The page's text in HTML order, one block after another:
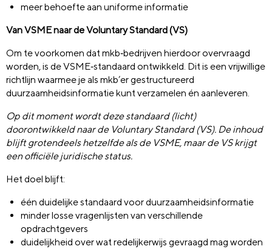
meer behoefte aan uniforme informatie
Van VSME naar de Voluntary Standard (VS)
Om te voorkomen dat mkb‑bedrijven hierdoor overvraagd
worden, is de VSME‑standaard ontwikkeld. Dit is een vrijwillige
richtlijn waarmee je als mkb’er gestructureerd
duurzaamheidsinformatie kunt verzamelen én aanleveren.
Op dit moment wordt deze standaard (licht)
doorontwikkeld naar de Voluntary Standard (VS). De inhoud
blijft grotendeels hetzelfde als de VSME, maar de VS krijgt
een officiële juridische status.
Het doel blijft:
één duidelijke standaard voor duurzaamheidsinformatie
minder losse vragenlijsten van verschillende
opdrachtgevers
duidelijkheid over wat redelijkerwijs gevraagd mag worden